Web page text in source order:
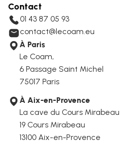
Contact
01 43 87 05 93
contact@lecoam.eu
À Paris
Le Coam,
6 Passage Saint Michel
75017 Paris
À Aix-en-Provence
La cave du Cours Mirabeau
19 Cours Mirabeau
13100 Aix-en-Provence